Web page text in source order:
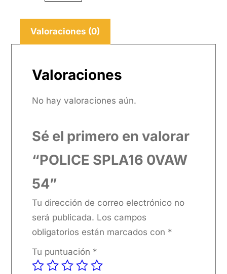
Valoraciones (0)
Valoraciones
No hay valoraciones aún.
Sé el primero en valorar
“POLICE SPLA16 0VAW
54”
Tu dirección de correo electrónico no
será publicada. Los campos
obligatorios están marcados con *
Tu puntuación *